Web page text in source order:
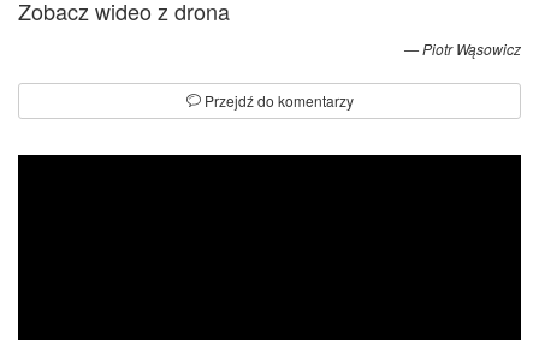
Zobacz wideo z drona
Piotr Wąsowicz
Przejdź do komentarzy